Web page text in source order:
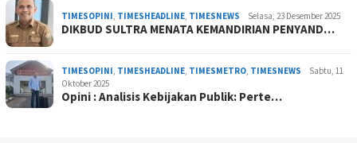
TIMESOPINI, TIMESHEADLINE, TIMESNEWS Selasa, 23 Desember 2025
DIKBUD SULTRA MENATA KEMANDIRIAN PENYAND…
TIMESOPINI, TIMESHEADLINE, TIMESMETRO, TIMESNEWS
Sabtu, 11
Oktober 2025
Opini : Analisis Kebijakan Publik: Perte…